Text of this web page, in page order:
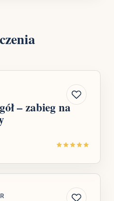
– zabieg na